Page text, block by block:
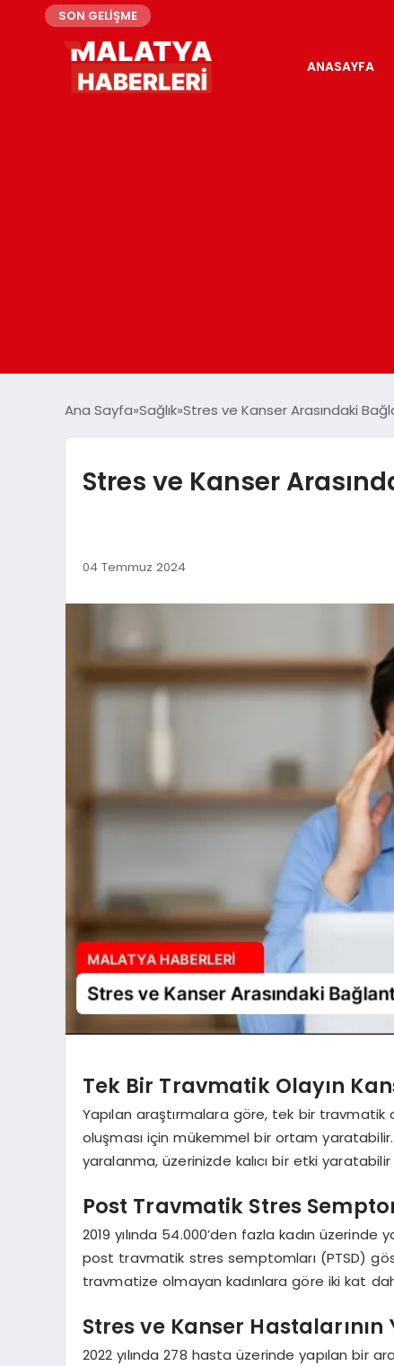
SON GELİŞME
ANASAYFA
Ana Sayfa Sağlık Stres ve Kanser Arasındaki
Stres ve Kanser
04 Temmuz 2024
Tek Bir Travmatik Olayın
Yapılan araştırmalara göre, tek bir
oluşması için mükemmel bir ortam
yaralanma, üzerinizde kalıcı bir etki
Post Travmatik Stres
2019 yılında 54.000’den fazla kadın
post travmatik stres semptomları (PTSD)
travmatize olmayan kadınlara göre iki kat
Stres ve Kanser
2022 yılında 278 hasta üzerinde yapılan bir